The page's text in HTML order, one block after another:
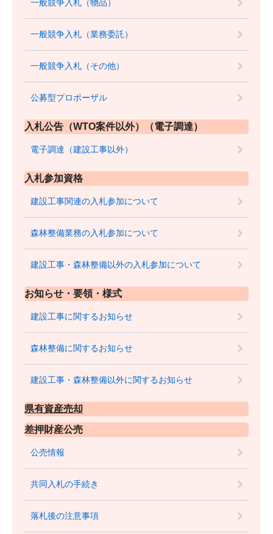
一般競争入札（物品）
一般競争入札（業務委託）
一般競争入札（その他）
公募型プロポーザル
入札公告（WTO案件以外）（電子調達）
電子調達（建設工事以外）
入札参加資格
建設工事関連の入札参加について
森林整備業務の入札参加について
建設工事・森林整備以外の入札参加について
お知らせ・要領・様式
建設工事に関するお知らせ
森林整備に関するお知らせ
建設工事・森林整備以外に関するお知らせ
県有資産売却
差押財産公売
公売情報
共同入札の手続き
落札後の注意事項